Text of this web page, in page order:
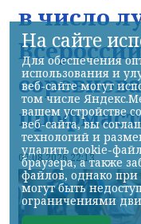
в число
07.08.2026 22:13
На сайте
Для обеспечения
использования и
веб-сайте могут
том числе
вашем устройстве
веб-сайта, вы
технологий и
удалить cookie-
браузера, а также
файлов, однако при
могут быть
ограничениями